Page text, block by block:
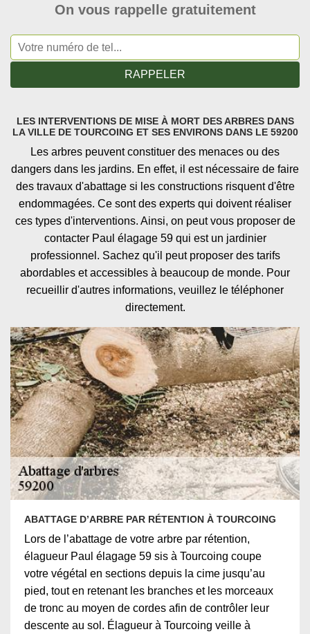
On vous rappelle gratuitement
LES INTERVENTIONS DE MISE À MORT DES ARBRES DANS
LA VILLE DE TOURCOING ET SES ENVIRONS DANS LE 59200
Les arbres peuvent constituer des menaces ou des
dangers dans les jardins. En effet, il est nécessaire de faire
des travaux d'abattage si les constructions risquent d'être
endommagées. Ce sont des experts qui doivent réaliser
ces types d'interventions. Ainsi, on peut vous proposer de
contacter Paul élagage 59 qui est un jardinier
professionnel. Sachez qu'il peut proposer des tarifs
abordables et accessibles à beaucoup de monde. Pour
recueillir d'autres informations, veuillez le téléphoner
directement.
ABATTAGE D’ARBRE PAR RÉTENTION À TOURCOING
Lors de l’abattage de votre arbre par rétention,
élagueur Paul élagage 59 sis à Tourcoing coupe
votre végétal en sections depuis la cime jusqu’au
pied, tout en retenant les branches et les morceaux
de tronc au moyen de cordes afin de contrôler leur
descente au sol. Élagueur à Tourcoing veille à